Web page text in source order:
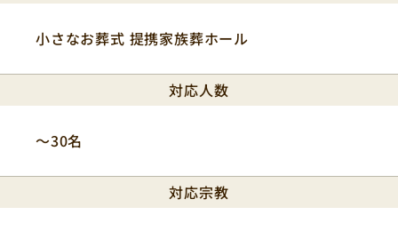
小さなお葬式 提携家族葬ホール
対応人数
〜30名
対応宗教